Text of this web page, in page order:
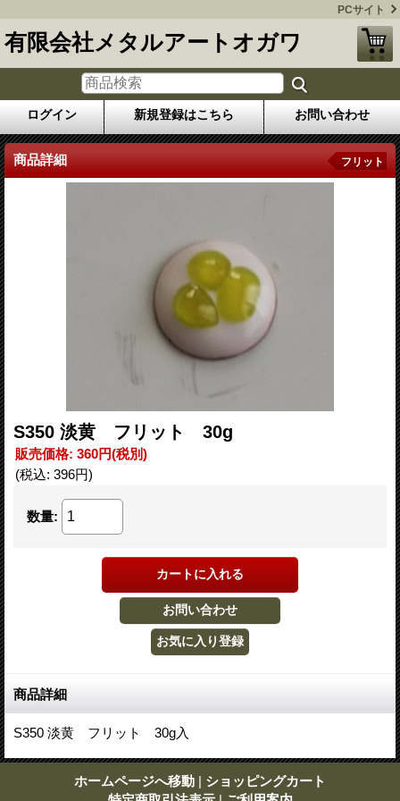
PCサイト
有限会社メタルアートオガワ
ログイン 新規登録はこちら お問い合わせ
商品詳細 フリット
S350 淡黄 フリット 30g
販売価格: 360円(税別)
(税込: 396円)
数量:
商品詳細
S350 淡黄 フリット 30g入
ホームページへ移動 | ショッピングカート